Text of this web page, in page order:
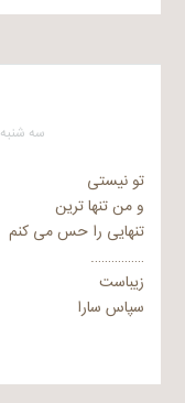
سه شنبه ۱۱ بهمن ۱۳۹۰ در ۱۱:۴۹ بعد از ظهر
تو نیستی
و من تنها ترین
تنهایی را حس می کنم
…………….
زیباست
سپاس سارا